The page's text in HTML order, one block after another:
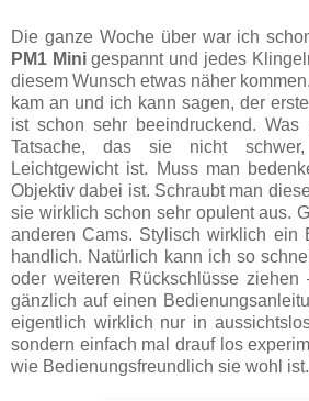
Die ganze Woche über war ich
PM1 Minigespannt und jedes
diesem Wunsch etwas näher
kam an und ich kann sagen, der
ist schon sehr beeindruckend.
Tatsache, das sie nicht
Leichtgewicht ist. Muss man
Objektiv dabei ist. Schraubt man
sie wirklich schon sehr opulent aus.
anderen Cams. Stylisch wirklich ein
handlich. Natürlich kann ich so
oder weiteren Rückschlüsse
gänzlich auf einen
eigentlich wirklich nur in
sondern einfach mal drauf los
wie Bedienungsfreundlich sie wohl ist.